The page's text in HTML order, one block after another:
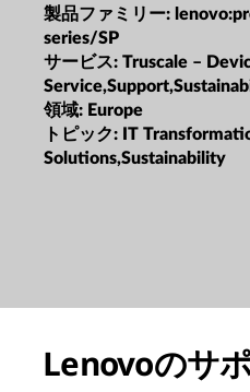
製品ファミリー:
series/SP
サービス: Truscale –
領域: Europe
トピック: IT
Solutions,Sustainability
Lenovoのサ